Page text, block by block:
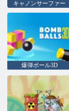
キャノンサーファー
爆弾ボール3D